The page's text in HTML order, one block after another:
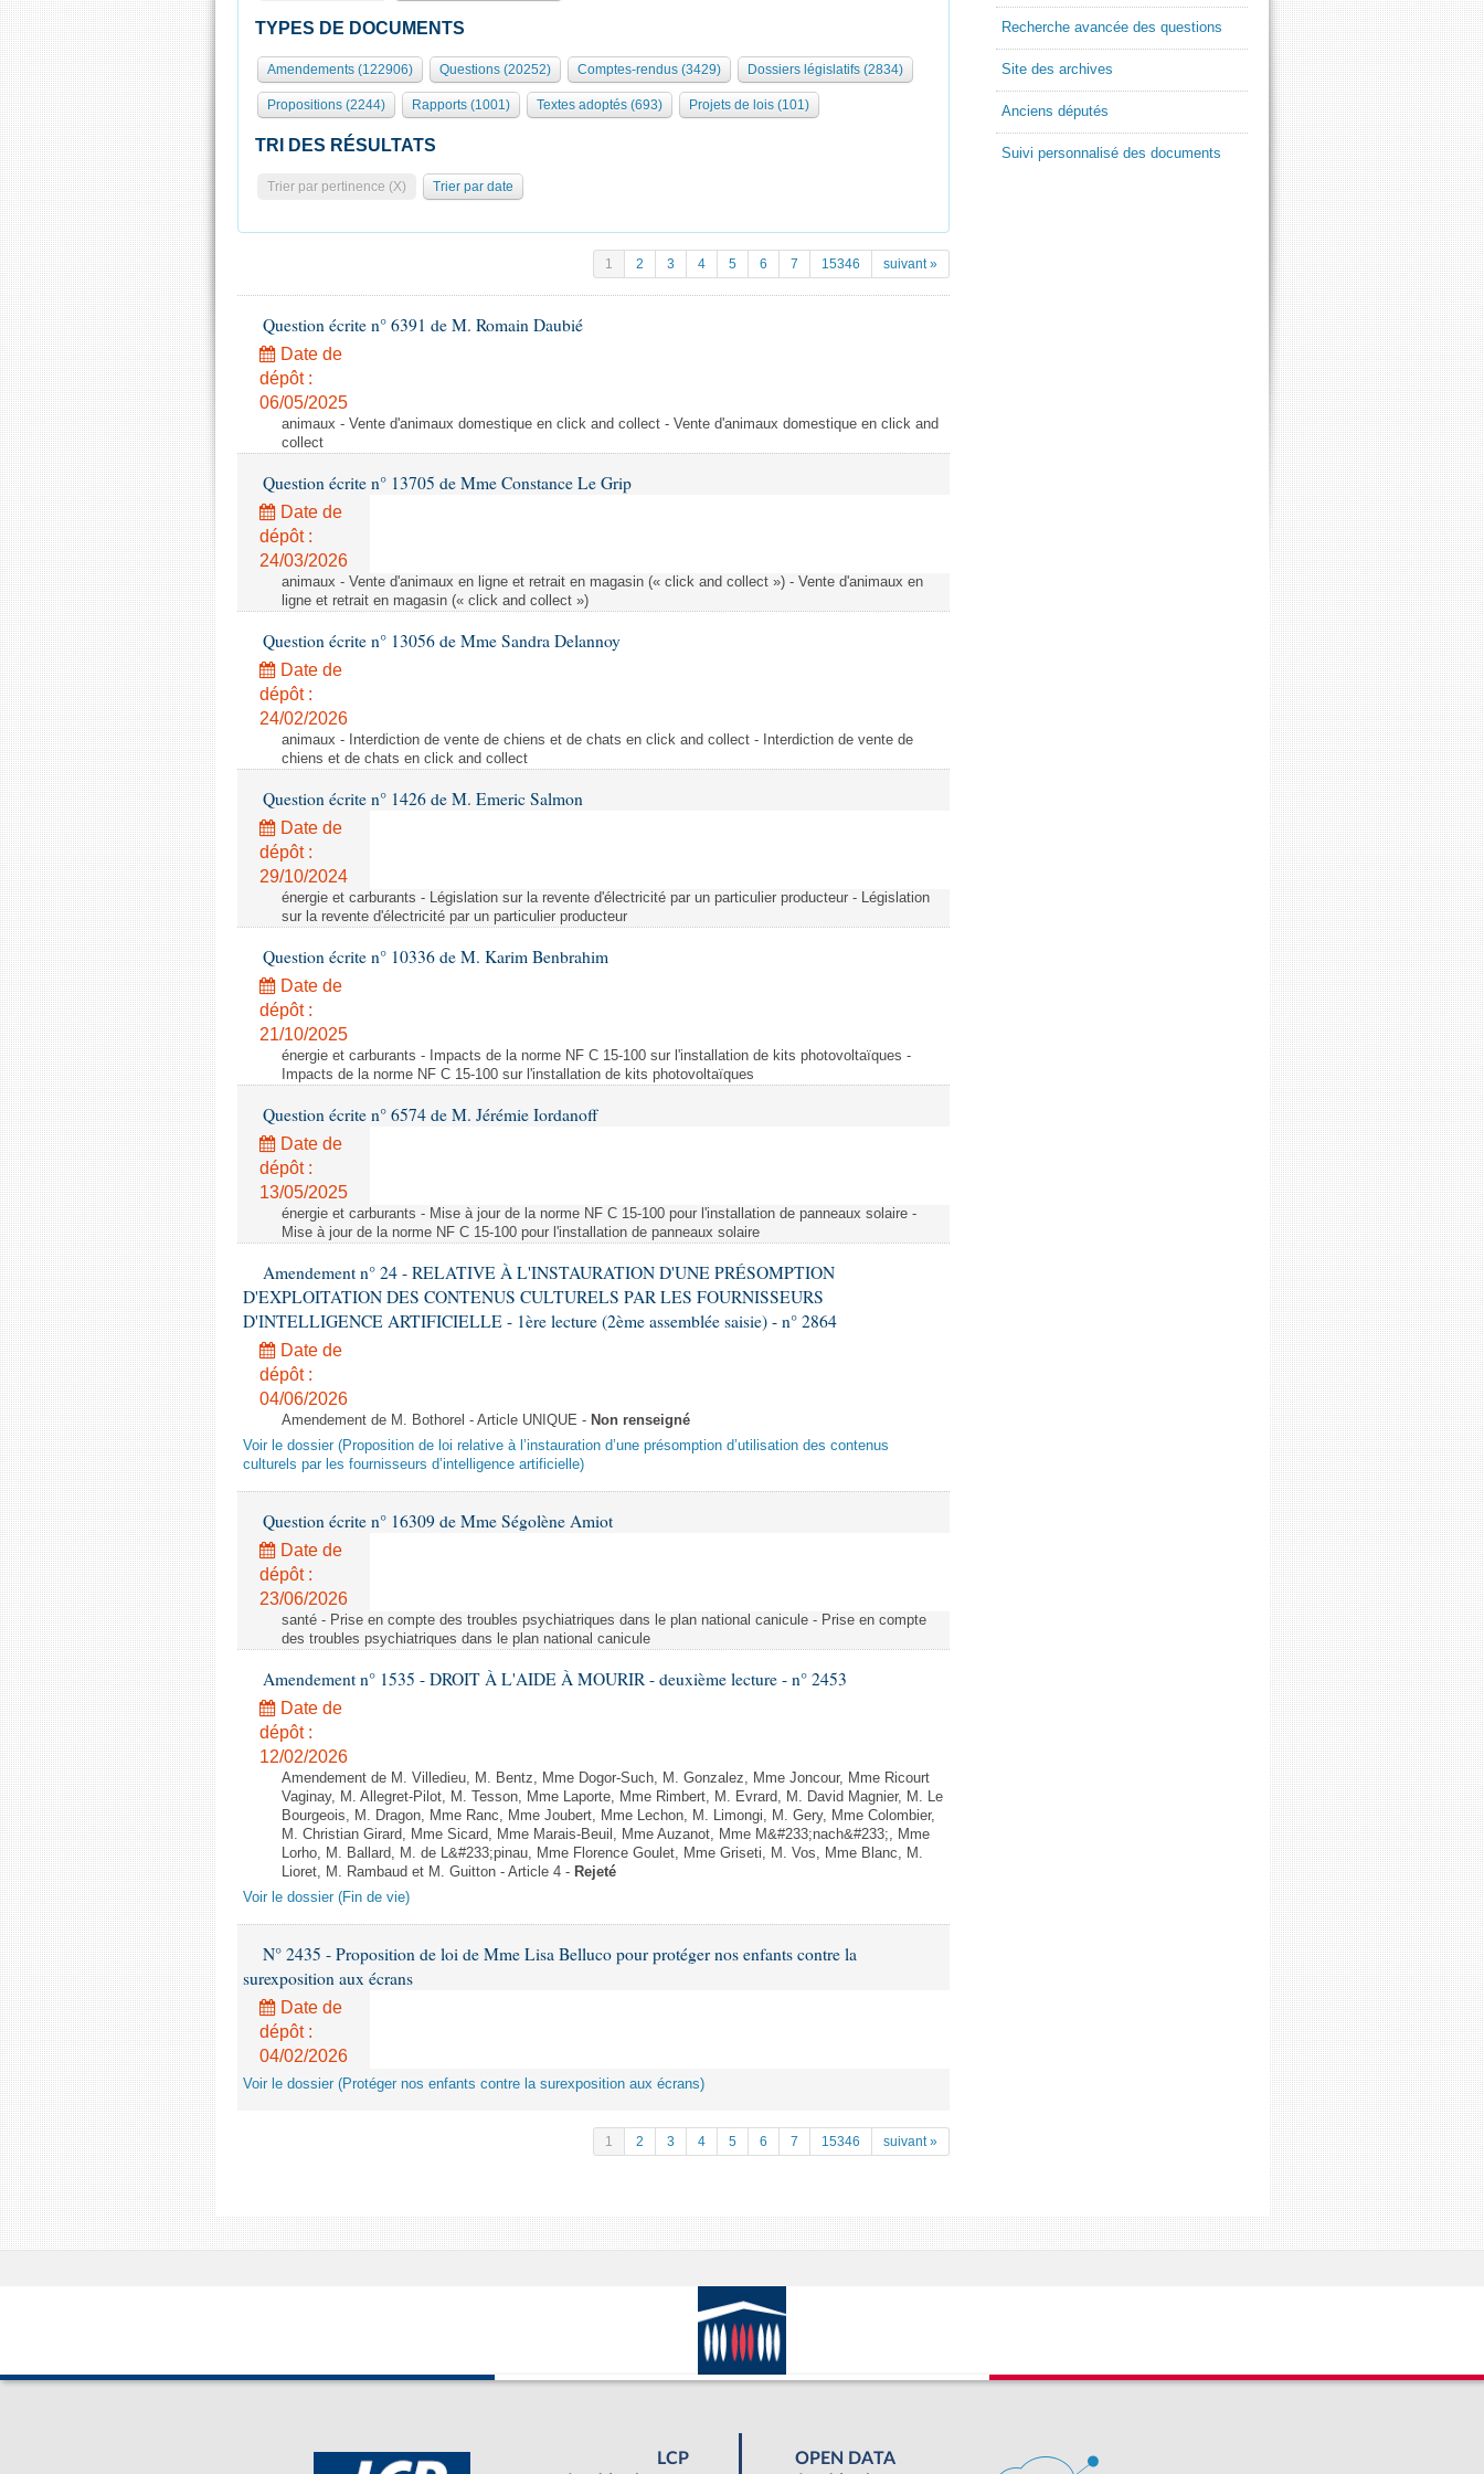
TYPES DE DOCUMENTS
Amendements (122906) Questions (20252) Comptes-rendus (3429) Dossiers législatifs (2834)
Propositions (2244) Rapports (1001) Textes adoptés (693) Projets de lois (101)
TRI DES RÉSULTATS
Trier par pertinence (X) Trier par date
1 2 3 4 5 6 7 15346 suivant »
Question écrite n° 6391 de M. Romain Daubié
Date de
dépôt :
06/05/2025
animaux - Vente d'animaux domestique en click and collect - Vente d'animaux domestique en click and
collect
Question écrite n° 13705 de Mme Constance Le Grip
Date de
dépôt :
24/03/2026
animaux - Vente d'animaux en ligne et retrait en magasin (« click and collect ») - Vente d'animaux en
ligne et retrait en magasin (« click and collect »)
Question écrite n° 13056 de Mme Sandra Delannoy
Date de
dépôt :
24/02/2026
animaux - Interdiction de vente de chiens et de chats en click and collect - Interdiction de vente de
chiens et de chats en click and collect
Question écrite n° 1426 de M. Emeric Salmon
Date de
dépôt :
29/10/2024
énergie et carburants - Législation sur la revente d'électricité par un particulier producteur - Législation
sur la revente d'électricité par un particulier producteur
Question écrite n° 10336 de M. Karim Benbrahim
Date de
dépôt :
21/10/2025
énergie et carburants - Impacts de la norme NF C 15-100 sur l'installation de kits photovoltaïques -
Impacts de la norme NF C 15-100 sur l'installation de kits photovoltaïques
Question écrite n° 6574 de M. Jérémie Iordanoff
Date de
dépôt :
13/05/2025
énergie et carburants - Mise à jour de la norme NF C 15-100 pour l'installation de panneaux solaire -
Mise à jour de la norme NF C 15-100 pour l'installation de panneaux solaire
Amendement n° 24 - RELATIVE À L'INSTAURATION D'UNE PRÉSOMPTION
D'EXPLOITATION DES CONTENUS CULTURELS PAR LES FOURNISSEURS
D'INTELLIGENCE ARTIFICIELLE - 1ère lecture (2ème assemblée saisie) - n° 2864
Date de
dépôt :
04/06/2026
Amendement de M. Bothorel - Article UNIQUE - Non renseigné
Voir le dossier (Proposition de loi relative à l’instauration d’une présomption d’utilisation des contenus
culturels par les fournisseurs d’intelligence artificielle)
Question écrite n° 16309 de Mme Ségolène Amiot
Date de
dépôt :
23/06/2026
santé - Prise en compte des troubles psychiatriques dans le plan national canicule - Prise en compte
des troubles psychiatriques dans le plan national canicule
Amendement n° 1535 - DROIT À L'AIDE À MOURIR - deuxième lecture - n° 2453
Date de
dépôt :
12/02/2026
Amendement de M. Villedieu, M. Bentz, Mme Dogor-Such, M. Gonzalez, Mme Joncour, Mme Ricourt
Vaginay, M. Allegret-Pilot, M. Tesson, Mme Laporte, Mme Rimbert, M. Evrard, M. David Magnier, M. Le
Bourgeois, M. Dragon, Mme Ranc, Mme Joubert, Mme Lechon, M. Limongi, M. Gery, Mme Colombier,
M. Christian Girard, Mme Sicard, Mme Marais-Beuil, Mme Auzanot, Mme M&#233;nach&#233;, Mme
Lorho, M. Ballard, M. de L&#233;pinau, Mme Florence Goulet, Mme Griseti, M. Vos, Mme Blanc, M.
Lioret, M. Rambaud et M. Guitton - Article 4 - Rejeté
Voir le dossier (Fin de vie)
N° 2435 - Proposition de loi de Mme Lisa Belluco pour protéger nos enfants contre la
surexposition aux écrans
Date de
dépôt :
04/02/2026
Voir le dossier (Protéger nos enfants contre la surexposition aux écrans)
1 2 3 4 5 6 7 15346 suivant »
Recherche avancée des questions
Site des archives
Anciens députés
Suivi personnalisé des documents
LCP
OPEN DATA